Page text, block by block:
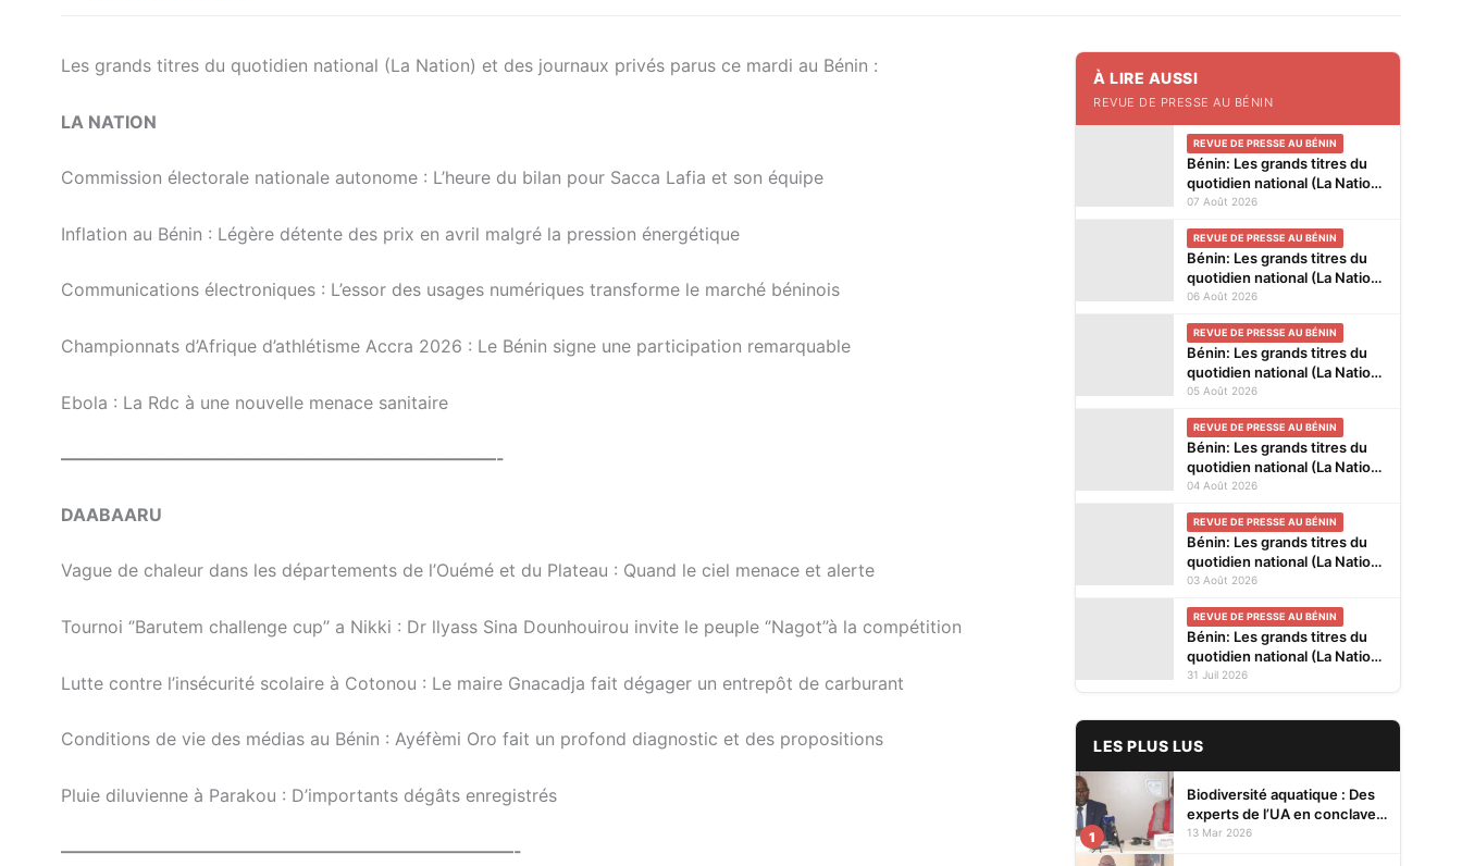
Les grands titres du quotidien national (La Nation) et des journaux privés parus ce mardi au Bénin :
LA NATION
Commission électorale nationale autonome : L’heure du bilan pour Sacca Lafia et son équipe
Inflation au Bénin : Légère détente des prix en avril malgré la pression énergétique
Communications électroniques : L’essor des usages numériques transforme le marché béninois
Championnats d’Afrique d’athlétisme Accra 2026 : Le Bénin signe une participation remarquable
Ebola : La Rdc à une nouvelle menace sanitaire
—————————————————————————-
DAABAARU
Vague de chaleur dans les départements de l’Ouémé et du Plateau : Quand le ciel menace et alerte
Tournoi ‘’Barutem challenge cup’’ a Nikki : Dr llyass Sina Dounhouirou invite le peuple ‘’Nagot’’à la compétition
Lutte contre l’insécurité scolaire à Cotonou : Le maire Gnacadja fait dégager un entrepôt de carburant
Conditions de vie des médias au Bénin : Ayéfèmi Oro fait un profond diagnostic et des propositions
Pluie diluvienne à Parakou : D’importants dégâts enregistrés
——————————————————————————-
À LIRE AUSSI
REVUE DE PRESSE AU BÉNIN
REVUE DE PRESSE AU BÉNIN
Bénin: Les grands titres du
quotidien national (La Nation)
et des journaux privés en
2026
07 Août 2026
REVUE DE PRESSE AU BÉNIN
Bénin: Les grands titres du
quotidien national (La Nation)
et des journaux privés en
2026
06 Août 2026
REVUE DE PRESSE AU BÉNIN
Bénin: Les grands titres du
quotidien national (La Nation)
et des journaux privés en
2026
05 Août 2026
REVUE DE PRESSE AU BÉNIN
Bénin: Les grands titres du
quotidien national (La Nation)
et des journaux privés en
2026
04 Août 2026
REVUE DE PRESSE AU BÉNIN
Bénin: Les grands titres du
quotidien national (La Nation)
et des journaux privés en
2026
03 Août 2026
REVUE DE PRESSE AU BÉNIN
Bénin: Les grands titres du
quotidien national (La Nation)
et des journaux privés en
31 Juil 2026
LES PLUS LUS
1
Biodiversité aquatique : Des
experts de l’UA en conclave à
Lomé pour renforcer la
13 Mar 2026